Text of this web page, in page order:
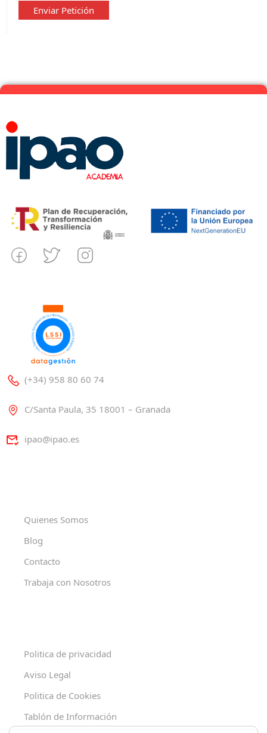
Enviar Petición
(+34) 958 80 60 74
C/Santa Paula, 35 18001 – Granada
ipao@ipao.es
Quienes Somos
Blog
Contacto
Trabaja con Nosotros
Politica de privacidad
Aviso Legal
Politica de Cookies
Tablón de Información